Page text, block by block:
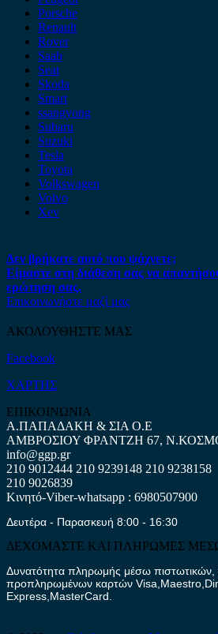
Porsche
Renault
Rover
Saab
Seat
Skoda
Smart
ssangyong
Subaru
Suzuki
Tesla
Toyota
Volkswagen
Volvo
Xev
Δεν βρήκατε αυτό που ψάχνετε;
Είμαστε στη διάθεση σας να
ερώτηση σας.
Επικοινωνήστε μαζί μας
ΑΚΟΛΟΥΘΗΣΤΕ ΜΑΣ
Facebook
ΧΑΡΤΗΣ
ΕΠΙΚΟΙΝΩΝΙΑ
Α.ΠΑΠΑΔΑΚΗ & ΣΙΑ Ο.Ε
ΑΜΒΡΟΣΙΟΥ ΦΡΑΝΤΖΗ 67,
info@ggp.gr
210 9012444 210 9239148 210 9238158
210 9026839
Κινητό-Viber-whatsapp : 6980507900
Δευτέρα - Παρασκευή 8:00 - 16:30
ΔΕΧΟΜΑΣΤΕ ΚΑΙ ΠΛΗΡΩΜΕΣ
Δυνατότητα πληρωμής μέσω πιστωτικών,
προπληρωμένων καρτών
Express,MasterCard.